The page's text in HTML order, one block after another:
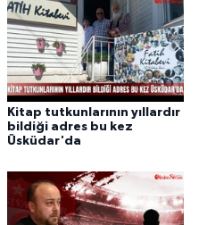
Kitap tutkunlarının yıllardır
bildiği adres bu kez
Üsküdar'da